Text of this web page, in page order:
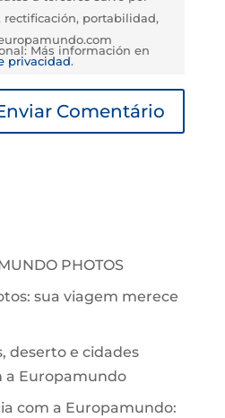
rectificación, portabilidad,
Más información en
privacidad.
PHOTOS
sua viagem merece
deserto e cidades
a Europamundo
com a Europamundo: